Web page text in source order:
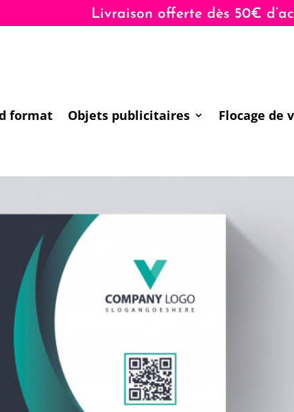
Livraison offerte dès 50€ d’achats
format Objets publicitaires Flocage de